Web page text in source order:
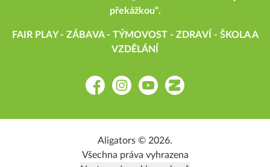
překážkou“.
FAIR PLAY - ZÁBAVA - TÝMOVOST - ZDRAVÍ - ŠKOLA A
VZDĚLÁNÍ
FacebookInstagramYouTubeZonerama
Aligators © 2026.
Všechna práva vyhrazena